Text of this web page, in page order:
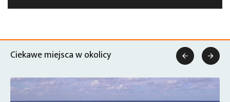
Ciekawe miejsca w okolicy  